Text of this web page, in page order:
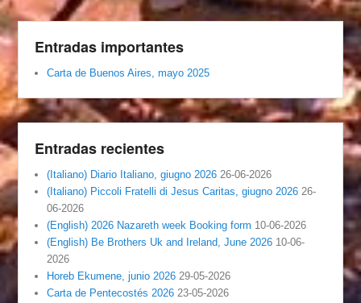
Entradas importantes
Carta de Buenos Aires, mayo 2025
Entradas recientes
(Italiano) Diario Italiano, giugno 2026 26-06-2026
(Italiano) Piccoli Fratelli di Jesus Caritas, giugno 2026 26-
06-2026
(English) 2026 Nazareth week Booking form 10-06-2026
(English) Be Brothers Uk and Ireland, June 2026 10-06-
2026
Horeb Ekumene, junio 2026 29-05-2026
Carta de Pentecostés 2026 23-05-2026